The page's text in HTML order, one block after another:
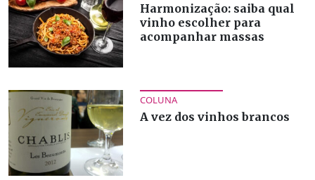
Harmonização: saiba qual
vinho escolher para
acompanhar massas
COLUNA
A vez dos vinhos brancos